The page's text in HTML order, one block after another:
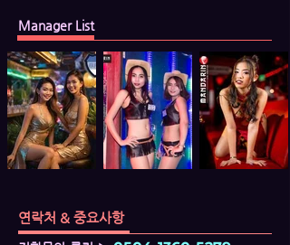
Manager List
연락처 & 중요사항